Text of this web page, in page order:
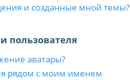
и созданные мной темы?
пользователя
аватары?
рядом с моим именем